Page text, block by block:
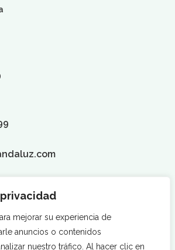
mejorar su experiencia de
anuncios o contenidos
nuestro tráfico. Al hacer clic en